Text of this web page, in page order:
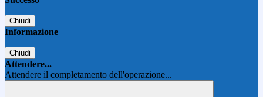
Chiudi
Informazione
Chiudi
Attendere...
Attendere il completamento dell'operazione...